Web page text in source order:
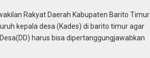
Rakyat Daerah Kabupaten Barito Timur
kepala desa (Kades) di barito timur agar
harus bisa dipertanggungjawabkan